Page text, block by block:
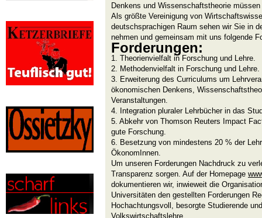
Denkens und Wissenschaftstheorie
Als größte Vereinigung von
deutschsprachigen Raum sehen wir Sie in
nehmen und gemeinsam mit uns folgende
Forderungen:
1. Theorienvielfalt in Forschung und Lehre.
2. Methodenvielfalt in Forschung und Lehre.
3. Erweiterung des Curriculums um
ökonomischen Denkens,
Veranstaltungen.
4. Integration pluraler Lehrbücher in das
5. Abkehr von Thomson Reuters Impact
gute Forschung.
6. Besetzung von mindestens 20 % der
ÖkonomInnen.
Um unseren Forderungen Nachdruck zu
Transparenz sorgen. Auf der Homepage
dokumentieren wir, inwieweit die
Universitäten den gestellten Forderungen
Hochachtungsvoll, besorgte Studierende
Volkswirtschaftslehre